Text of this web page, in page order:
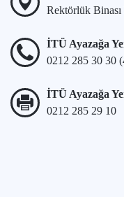
Rektörlük Binası
İTÜ Ayazağa
0212 285 30 30
İTÜ Ayazağa
0212 285 29 10